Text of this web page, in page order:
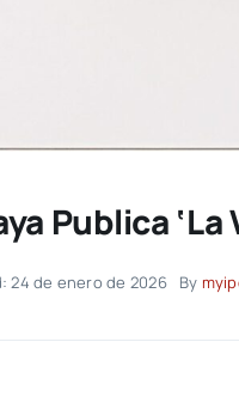
Publica ‘La
24 de enero de 2026 By